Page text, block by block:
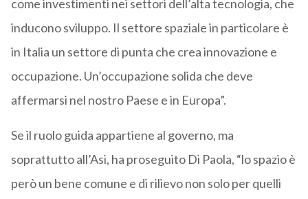
come investimenti nei settori dell’alta tecnologia, che
inducono sviluppo. Il settore spaziale in particolare è
in Italia un settore di punta che crea innovazione e
occupazione. Un’occupazione solida che deve
affermarsi nel nostro Paese e in Europa”.
Se il ruolo guida appartiene al governo, ma
soprattutto all’Asi, ha proseguito Di Paola, “lo spazio è
però un bene comune e di rilievo non solo per quelli